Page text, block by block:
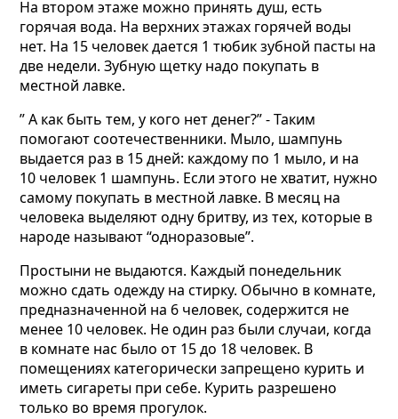
На втором этаже можно принять душ, есть
горячая вода. На верхних этажах горячей воды
нет. На 15 человек дается 1 тюбик зубной пасты на
две недели. Зубную щетку надо покупать в
местной лавке.
” А как быть тем, у кого нет денег?” -Таким
помогают соотечественники. Мыло, шампунь
выдается раз в 15 дней: каждому по 1 мыло, и на
10 человек 1 шампунь. Если этого не хватит, нужно
самому покупать в местной лавке. В месяц на
человека выделяют одну бритву, из тех, которые в
народе называют “одноразовые”.
Простыни не выдаются. Каждый понедельник
можно сдать одежду на стирку. Обычно в комнате,
предназначенной на 6 человек, содержится не
менее 10 человек. Не один раз были случаи, когда
в комнате нас было от 15 до 18 человек. В
помещениях категорически запрещено курить и
иметь сигареты при себе. Курить разрешено
только во время прогулок.